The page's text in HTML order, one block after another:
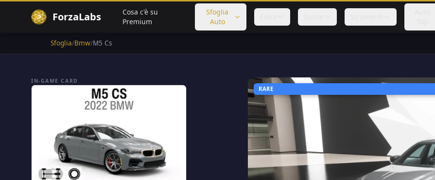
ForzaLabs
Cosa c'è su
Premium
Sfoglia
Auto
Sfoglia/Bmw/M5 Cs
RARE
IN-GAME CARD